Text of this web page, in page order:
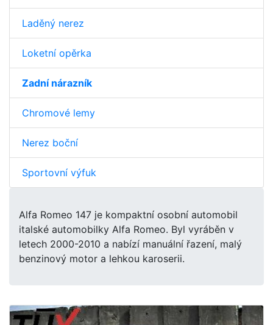
Laděný nerez
Loketní opěrka
Zadní nárazník
Chromové lemy
Nerez boční
Sportovní výfuk
Alfa Romeo 147 je kompaktní osobní automobil
italské automobilky Alfa Romeo. Byl vyráběn v
letech 2000-2010 a nabízí manuální řazení, malý
benzinový motor a lehkou karoserii.